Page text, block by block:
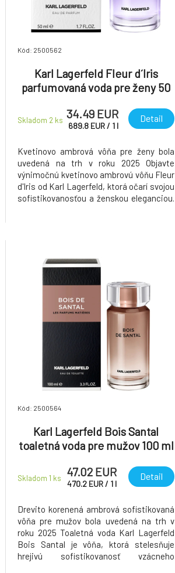
Kód: 2500562
Karl Lagerfeld Fleur d´Iris
parfumovaná voda pre ženy 50
Skladom 2 ks 34.49 EUR
689.8 EUR / 1 l
Detail
Kvetinovo ambrová vôňa pre ženy bola
uvedená na trh v roku 2025 Objavte
výnimočnú kvetinovo ambrovú vôňu Fleur
d'Iris od Karl Lagerfeld, ktorá očarí svojou
sofistikovanosťou a ženskou eleganciou.
Kód: 2500564
Karl Lagerfeld Bois Santal
toaletná voda pre mužov 100 ml
Skladom 1 ks 47.02 EUR
470.2 EUR / 1 l
Detail
Drevito korenená ambrová sofistikovaná
vôňa pre mužov bola uvedená na trh v
roku 2025 Toaletná voda Karl Lagerfeld
Bois Santal je vôňa, ktorá stelesňuje
hrejivú sofistikovanosť vzácneho